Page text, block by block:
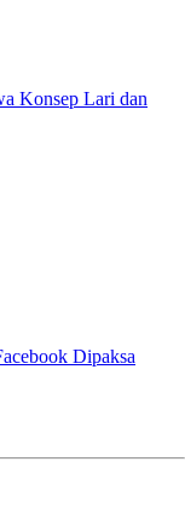
Konsep Lari dan
Dipaksa